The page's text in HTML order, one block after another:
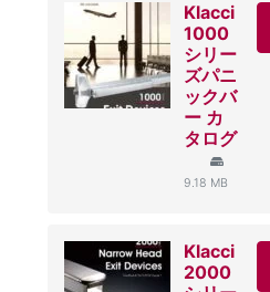
Klacci
1000
シリー
ズパニ
ックバ
ー カ
タログ
9.18 MB
Klacci
2000